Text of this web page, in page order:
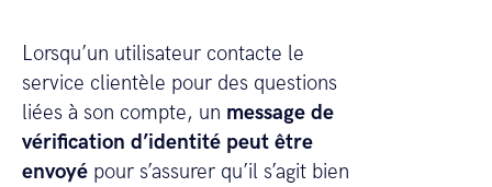
Lorsqu’un utilisateur contacte le
service clientèle pour des questions
liées à son compte, un message de
vérification d’identité peut être
envoyé pour s’assurer qu’il s’agit bien